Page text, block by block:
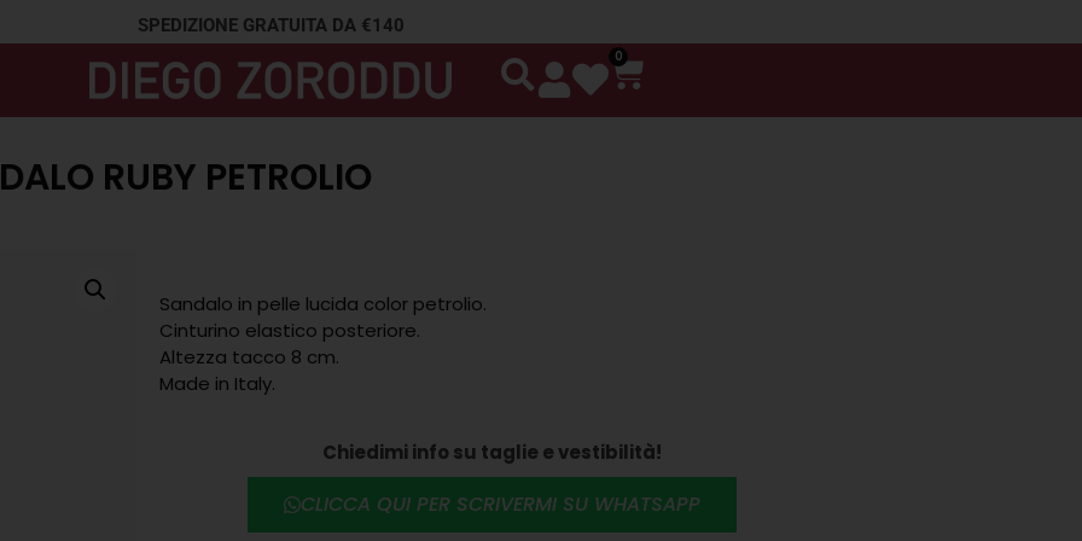
SPEDIZIONE GRATUITA DA €140
0
RUBY PETROLIO
Sandalo in pelle lucida color petrolio.
Cinturino elastico posteriore.
Altezza tacco 8 cm.
Made in Italy.
Chiedimi info su taglie e vestibilità!
CLICCA QUI PER SCRIVERMI SU WHATSAPP